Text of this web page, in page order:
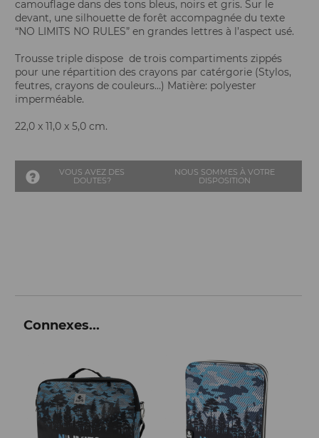
camouflage dans des tons bleus, noirs et gris. Sur le
devant, une silhouette de forêt accompagnée du texte
“NO LIMITS NO RULES” en grandes lettres à l’aspect usé.
Trousse triple dispose de trois compartiments zippés
pour une répartition des crayons par catérgorie (Stylos,
feutres, crayons de couleurs…) Matière: polyester
imperméable.
22,0 x 11,0 x 5,0 cm.
VOUS AVEZ DES
DOUTES?
NOUS SOMMES À VOTRE
DISPOSITION
Connexes...